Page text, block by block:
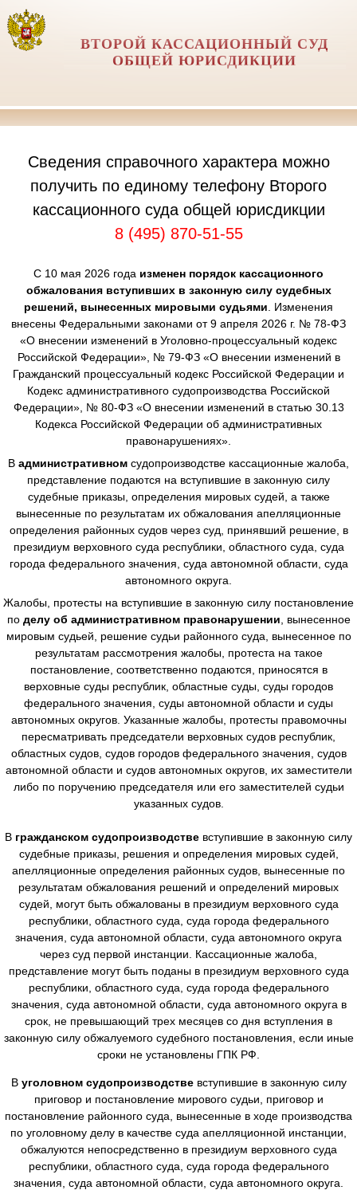
ВТОРОЙ КАССАЦИОННЫЙ СУД
ОБЩЕЙ ЮРИСДИКЦИИ
Сведения справочного характера можно
получить по единому телефону Второго
кассационного суда общей юрисдикции
8 (495) 870-51-55
С 10 мая 2026 года изменен порядок кассационного
обжалования вступивших в законную силу судебных
решений, вынесенных мировыми судьями . Изменения
внесены Федеральными законами от 9 апреля 2026 г. № 78-ФЗ
«О внесении изменений в Уголовно-процессуальный кодекс
Российской Федерации», № 79-ФЗ «О внесении изменений в
Гражданский процессуальный кодекс Российской Федерации и
Кодекс административного судопроизводства Российской
Федерации», № 80-ФЗ «О внесении изменений в статью 30.13
Кодекса Российской Федерации об административных
правонарушениях».
В административном судопроизводстве кассационные жалоба,
представление подаются на вступившие в законную силу
судебные приказы, определения мировых судей, а также
вынесенные по результатам их обжалования апелляционные
определения районных судов через суд, принявший решение, в
президиум верховного суда республики, областного суда, суда
города федерального значения, суда автономной области, суда
автономного округа.
Жалобы, протесты на вступившие в законную силу постановление
по делу об административном правонарушении , вынесенное
мировым судьей, решение судьи районного суда, вынесенное по
результатам рассмотрения жалобы, протеста на такое
постановление, соответственно подаются, приносятся в
верховные суды республик, областные суды, суды городов
федерального значения, суды автономной области и суды
автономных округов. Указанные жалобы, протесты правомочны
пересматривать председатели верховных судов республик,
областных судов, судов городов федерального значения, судов
автономной области и судов автономных округов, их заместители
либо по поручению председателя или его заместителей судьи
указанных судов.
В гражданском судопроизводстве вступившие в законную силу
судебные приказы, решения и определения мировых судей,
апелляционные определения районных судов, вынесенные по
результатам обжалования решений и определений мировых
судей, могут быть обжалованы в президиум верховного суда
республики, областного суда, суда города федерального
значения, суда автономной области, суда автономного округа
через суд первой инстанции. Кассационные жалоба,
представление могут быть поданы в президиум верховного суда
республики, областного суда, суда города федерального
значения, суда автономной области, суда автономного округа в
срок, не превышающий трех месяцев со дня вступления в
законную силу обжалуемого судебного постановления, если иные
сроки не установлены ГПК РФ.
В уголовном судопроизводствевступившие в законную силу
приговор и постановление мирового судьи, приговор и
постановление районного суда, вынесенные в ходе производства
по уголовному делу в качестве суда апелляционной инстанции,
обжалуются непосредственно в президиум верховного суда
республики, областного суда, суда города федерального
значения, суда автономной области, суда автономного округа.